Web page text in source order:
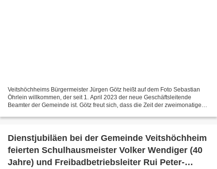
Veitshöchheims Bürgermeister Jürgen Götz heißt auf dem Foto Sebastian
Öhrlein willkommen, der seit 1. April 2023 der neue Geschäftsleitende
Beamter der Gemeinde ist. Götz freut sich, dass die Zeit der zweimonatigen
Dienstjubiläen bei der Gemeinde Veitshöchheim
feierten Schulhausmeister Volker Wendiger (40
Jahre) und Freibadbetriebsleiter Rui Peter-